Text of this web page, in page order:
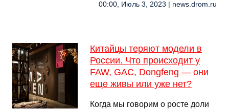
00:00, Июль 3, 2023 | news.drom.ru
Китайцы теряют модели в
России. Что происходит у
FAW, GAC, Dongfeng — они
еще живы или уже нет?
Когда мы говорим о росте доли